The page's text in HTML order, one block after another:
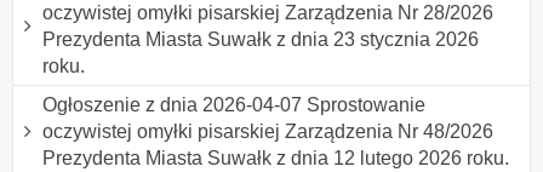
oczywistej omyłki pisarskiej Zarządzenia Nr 28/2026
Prezydenta Miasta Suwałk z dnia 23 stycznia 2026
roku.
Ogłoszenie z dnia 2026-04-07 Sprostowanie
oczywistej omyłki pisarskiej Zarządzenia Nr 48/2026
Prezydenta Miasta Suwałk z dnia 12 lutego 2026 roku.